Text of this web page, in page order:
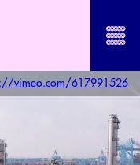
vimeo.com/617991526